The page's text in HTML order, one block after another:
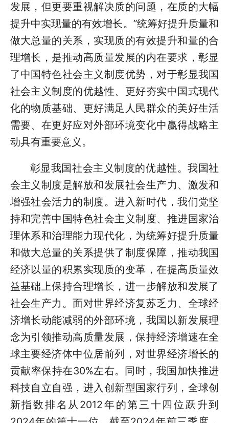
发展，但更要重视解决质的问题，在质的大幅
提升中实现量的有效增长。”统筹好提升质量和
做大总量的关系，实现质的有效提升和量的合
理增长，是推动高质量发展的内在要求，彰显
了中国特色社会主义制度优势，对于彰显我国
社会主义制度的优越性、更好夯实中国式现代
化的物质基础、更好满足人民群众的美好生活
需要、在更好应对外部环境变化中赢得战略主
动具有重要意义。
彰显我国社会主义制度的优越性。我国社
会主义制度是解放和发展社会生产力、激发和
增强社会活力的制度。进入新时代，我们党坚
持和完善中国特色社会主义制度、推进国家治
理体系和治理能力现代化，为统筹好提升质量
和做大总量的关系提供了制度保障，推动我国
经济以量的积累实现质的变革，在提高质量效
益基础上保持合理增长，进一步解放和发展了
社会生产力。面对世界经济复苏乏力、全球经
济增长动能减弱的外部环境，我国以新发展理
念为引领推动高质量发展，保持经济增速在全
球主要经济体中位居前列，对世界经济增长的
贡献率保持在30%左右。同时，我国加快推进
科技自立自强，进入创新型国家行列，全球创
新指数排名从2012年的第三十四位跃升到